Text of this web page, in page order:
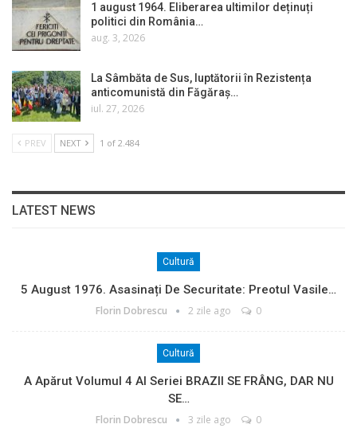
1 august 1964. Eliberarea ultimilor deținuți
politici din România…
aug. 3, 2026
La Sâmbăta de Sus, luptătorii în Rezistența
anticomunistă din Făgăraș…
iul. 27, 2026
PREV NEXT 1 of 2.484
LATEST NEWS
Cultură
5 August 1976. Asasinați De Securitate: Preotul Vasile…
Florin Dobrescu 2 zile ago 0
Cultură
A Apărut Volumul 4 Al Seriei BRAZII SE FRÂNG, DAR NU
SE…
Florin Dobrescu 3 zile ago 0